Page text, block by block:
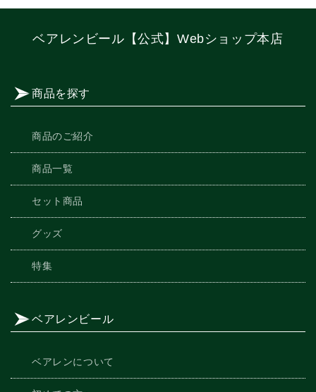
ベアレンビール【公式】Webショップ本店
商品を探す
商品のご紹介
商品一覧
セット商品
グッズ
特集
ベアレンビール
ベアレンについて